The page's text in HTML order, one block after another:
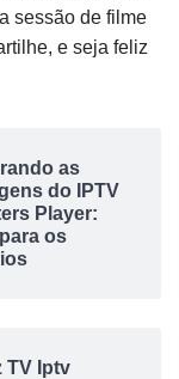
sessão de filme
e seja feliz
as
do IPTV
Player:
os
TV Iptv